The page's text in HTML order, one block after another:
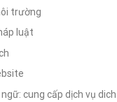
trường
luật
cung cấp dịch vụ